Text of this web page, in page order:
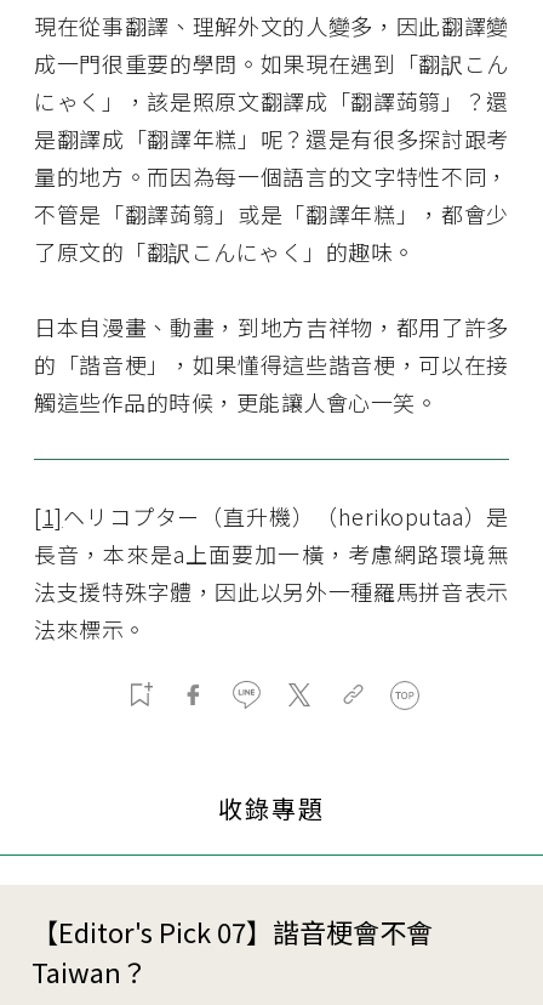
現在從事翻譯、理解外文的人變多，因此翻譯變
成一門很重要的學問。如果現在遇到「翻訳こん
にゃく」，該是照原文翻譯成「翻譯蒟篛」？還
是翻譯成「翻譯年糕」呢？還是有很多探討跟考
量的地方。而因為每一個語言的文字特性不同，
不管是「翻譯蒟篛」或是「翻譯年糕」，都會少
了原文的「翻訳こんにゃく」的趣味。
日本自漫畫、動畫，到地方吉祥物，都用了許多
的「諧音梗」，如果懂得這些諧音梗，可以在接
觸這些作品的時候，更能讓人會心一笑。
[1]ヘリコプター（直升機）（herikoputaa）是
長音，本來是a上面要加一橫，考慮網路環境無
法支援特殊字體，因此以另外一種羅馬拼音表示
法來標示。
收錄專題
【Editor's Pick 07】諧音梗會不會
Taiwan？